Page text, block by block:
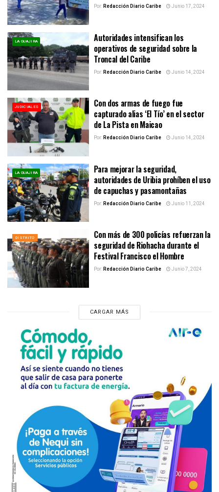
Por:Redacción Diario Caribe Junio 17, 2024
LA GUAJIRA
Autoridades intensifican los
operativos de seguridad sobre la
Troncal del Caribe
Por:Redacción Diario Caribe Junio 14, 2024
JUDICIALES
Con dos armas de fuego fue
capturado alias ‘El Tío’ en el sector
de La Pista en Maicao
Por:Redacción Diario Caribe Junio 14, 2024
LA GUAJIRA
Para mejorar la seguridad,
autoridades de Uribia prohíben el uso
de capuchas y pasamontañas
Por:Redacción Diario Caribe Junio 11, 2024
DISTRITO
Con más de 300 policías refuerzan la
seguridad de Riohacha durante el
Festival Francisco el Hombre
Por:Redacción Diario Caribe Junio 7, 2024
CARGAR MÁS